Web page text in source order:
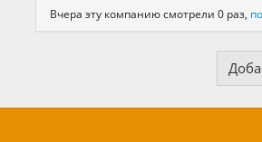
Вчера эту компанию смотрели 0 раз,